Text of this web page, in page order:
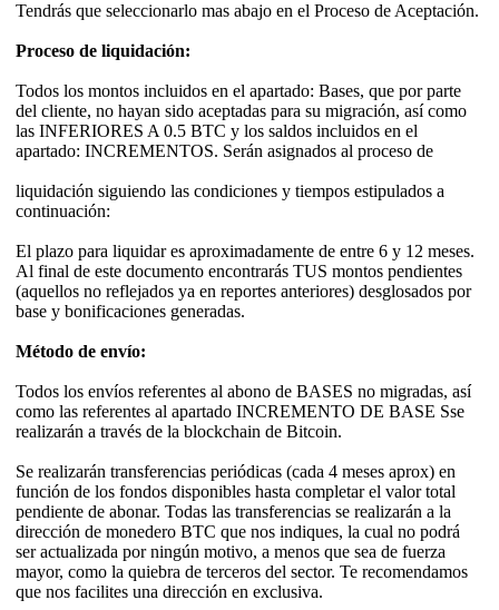
Tendrás que seleccionarlo mas abajo en el Proceso de Aceptación.
Proceso de liquidación:
Todos los montos incluidos en el apartado: Bases, que por parte
del cliente, no hayan sido aceptadas para su migración, así como
las INFERIORES A 0.5 BTC y los saldos incluidos en el
apartado: INCREMENTOS. Serán asignados al proceso de
liquidación siguiendo las condiciones y tiempos estipulados a
continuación:
El plazo para liquidar es aproximadamente de entre 6 y 12 meses.
Al final de este documento encontrarás TUS montos pendientes
(aquellos no reflejados ya en reportes anteriores) desglosados por
base y bonificaciones generadas.
Método de envío:
Todos los envíos referentes al abono de BASES no migradas, así
como las referentes al apartado INCREMENTO DE BASE Sse
realizarán a través de la blockchain de Bitcoin.
Se realizarán transferencias periódicas (cada 4 meses aprox) en
función de los fondos disponibles hasta completar el valor total
pendiente de abonar. Todas las transferencias se realizarán a la
dirección de monedero BTC que nos indiques, la cual no podrá
ser actualizada por ningún motivo, a menos que sea de fuerza
mayor, como la quiebra de terceros del sector. Te recomendamos
que nos facilites una dirección en exclusiva.